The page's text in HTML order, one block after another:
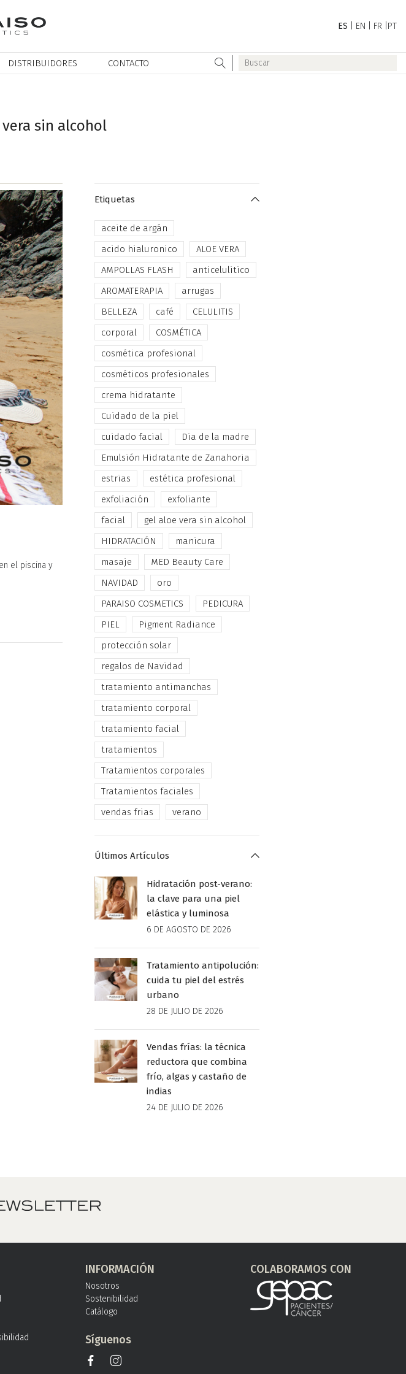
ES EN FR PT
DISTRIBUIDORES CONTACTO
vera sin alcohol
el piscina y
Etiquetas
aceite de argán
acido hialuronico
ALOE VERA
AMPOLLAS FLASH
anticelulitico
AROMATERAPIA
arrugas
BELLEZA
café
CELULITIS
corporal
COSMÉTICA
cosmética profesional
cosméticos profesionales
crema hidratante
Cuidado de la piel
cuidado facial
Dia de la madre
Emulsión Hidratante de Zanahoria
estrias
estética profesional
exfoliación
exfoliante
facial
gel aloe vera sin alcohol
HIDRATACIÓN
manicura
masaje
MED Beauty Care
NAVIDAD
oro
PARAISO COSMETICS
PEDICURA
PIEL
Pigment Radiance
protección solar
regalos de Navidad
tratamiento antimanchas
tratamiento corporal
tratamiento facial
tratamientos
Tratamientos corporales
Tratamientos faciales
vendas frias
verano
Últimos Artículos
Hidratación post-verano:
la clave para una piel
elástica y luminosa
6 DE AGOSTO DE 2026
Tratamiento antipolución:
cuida tu piel del estrés
urbano
28 DE JULIO DE 2026
Vendas frías: la técnica
reductora que combina
frío, algas y castaño de
indias
24 DE JULIO DE 2026
INFORMACIÓN
Nosotros
Sostenibilidad
Catálogo
Síguenos
COLABORAMOS CON